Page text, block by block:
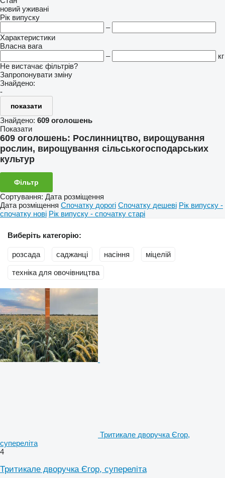
новий уживані
Рік випуску
–
Характеристики
Власна вага
–
кг
Не вистачає фільтрів?
Запропонувати зміну
Знайдено:
-
показати
Знайдено: 609 оголошень
Показати
609 оголошень: Рослинництво, вирощування
рослин, вирощування сільськогосподарських
культур
Фільтр
Сортування: Дата розміщення
Дата розміщення Спочатку дорогі Спочатку дешеві Рік випуску -
спочатку нові Рік випуску - спочатку старі
Виберіть категорію:
розсада саджанці насіння міцелій
техніка для овочівництва
Тритикале дворучка Єгор,
супереліта
4
Тритикале дворучка Єгор, супереліта